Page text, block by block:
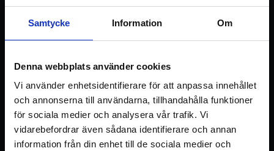
Samtycke Information Om
Denna webbplats använder cookies
Vi använder enhetsidentifierare för att anpassa innehållet
och annonserna till användarna, tillhandahålla funktioner
för sociala medier och analysera vår trafik. Vi
vidarebefordrar även sådana identifierare och annan
information från din enhet till de sociala medier och
Logga in / Registrera konto